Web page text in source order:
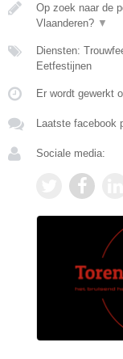
Op zoek naar de
Vlaanderen? ▼
Diensten:
Eetfestijnen
Er wordt gewerkt
Laatste facebook
Sociale media: